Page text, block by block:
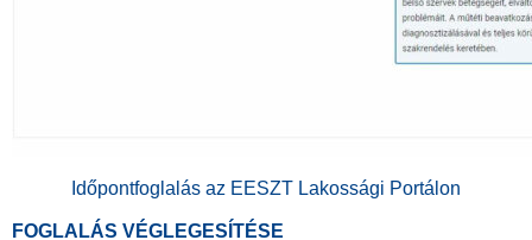
Időpontfoglalás az EESZT Lakossági Portálon
FOGLALÁS VÉGLEGESÍTÉSE